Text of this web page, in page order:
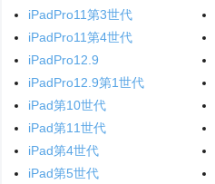
iPadPro11第3世代
iPadPro11第4世代
iPadPro12.9
iPadPro12.9第1世代
iPad第10世代
iPad第11世代
iPad第4世代
iPad第5世代